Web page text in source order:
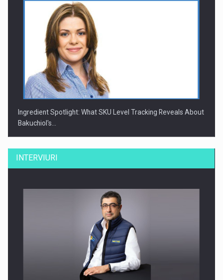
Ingredient Spotlight: What SKU Level Tracking Reveals About
Bakuchiol's…
Producatorii si comerciantii care nu se supun noilor
INTERVIURI